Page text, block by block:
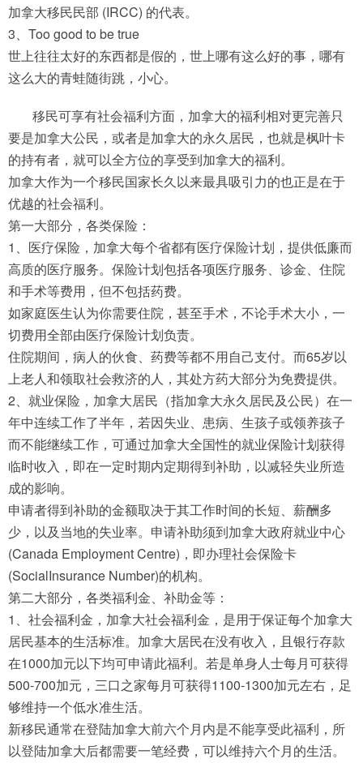
加拿大移民民部 (IRCC) 的代表。
3、Too good to be true
世上往往太好的东西都是假的，世上哪有这么好的事，哪有
这么大的青蛙随街跳，小心。
移民可享有社会福利方面，加拿大的福利相对更完善只
要是加拿大公民，或者是加拿大的永久居民，也就是枫叶卡
的持有者，就可以全方位的享受到加拿大的福利。
加拿大作为一个移民国家长久以来最具吸引力的也正是在于
优越的社会福利。
第一大部分，各类保险：
1、医疗保险，加拿大每个省都有医疗保险计划，提供低廉而
高质的医疗服务。保险计划包括各项医疗服务、诊金、住院
和手术等费用，但不包括药费。
如家庭医生认为你需要住院，甚至手术，不论手术大小，一
切费用全部由医疗保险计划负责。
住院期间，病人的伙食、药费等都不用自己支付。而65岁以
上老人和领取社会救济的人，其处方药大部分为免费提供。
2、就业保险，加拿大居民（指加拿大永久居民及公民）在一
年中连续工作了半年，若因失业、患病、生孩子或领养孩子
而不能继续工作，可通过加拿大全国性的就业保险计划获得
临时收入，即在一定时期内定期得到补助，以减轻失业所造
成的影响。
申请者得到补助的金额取决于其工作时间的长短、薪酬多
少，以及当地的失业率。申请补助须到加拿大政府就业中心
(Canada Employment Centre)，即办理社会保险卡
(SocialInsurance Number)的机构。
第二大部分，各类福利金、补助金等：
1、社会福利金，加拿大社会福利金，是用于保证每个加拿大
居民基本的生活标准。加拿大居民在没有收入，且银行存款
在1000加元以下均可申请此福利。若是单身人士每月可获得
500-700加元，三口之家每月可获得1100-1300加元左右，足
够维持一个低水准生活。
新移民通常在登陆加拿大前六个月内是不能享受此福利，所
以登陆加拿大后都需要一笔经费，可以维持六个月的生活。